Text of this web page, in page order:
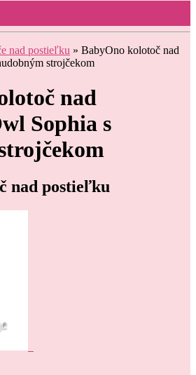
nad postieľku » BabyOno kolotoč nad
strojčekom
nad
Sophia s
nad postieľku